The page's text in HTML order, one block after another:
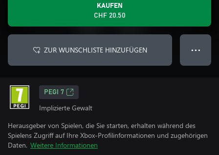
KAUFEN
CHF 20.50
ZUR WUNSCHLISTE HINZUFÜGEN ● ● ●
PEGI 7
Implizierte Gewalt
Herausgeber von Spielen, die Sie starten, erhalten während des
Spielens Zugriff auf Ihre Xbox-Profilinformationen und zugehörigen
Daten. Weitere Informationen